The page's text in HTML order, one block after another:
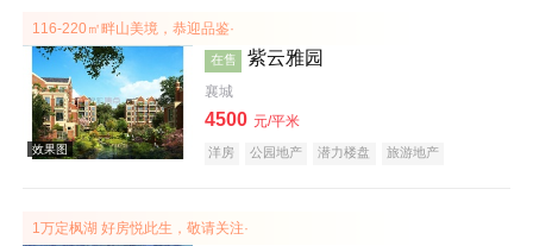
116-220㎡畔山美境，恭迎品鉴·
在售 紫云雅园
襄城
4500 元/平米
洋房 公园地产 潜力楼盘
旅游地产
1万定枫湖 好房悦此生，敬请关注·